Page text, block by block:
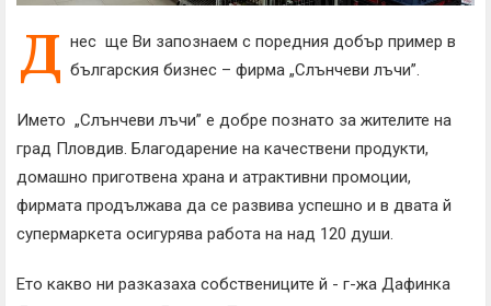
Д нес ще Ви запознаем с поредния добър пример в
българския бизнес – фирма „Слънчеви лъчи”.
Името „Слънчеви лъчи” е добре познато за жителите на
град Пловдив. Благодарение на качествени продукти,
домашно приготвена храна и атрактивни промоции,
фирмата продължава да се развива успешно и в двата й
супермаркета осигурява работа на над 120 души.
Ето какво ни разказаха собствениците й - г-жа Дафинка